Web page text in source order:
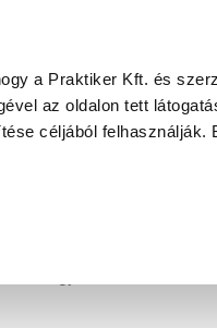
a Praktiker Kft. és
az oldalon tett
céljából felhasználják.